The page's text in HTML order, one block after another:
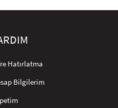
Hatırlatma
Bilgilerim